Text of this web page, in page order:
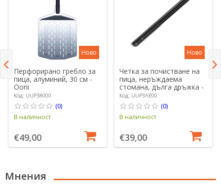
Ново
Перфорирано гребло за
пица, алуминий, 30 см -
Ooni
Код: UUP38000
(0)
В наличност
€49,00
Ново
Четка за почистване на
пица, неръждаема
стомана, дълга дръжка -
Ooni
Код: UUP3AE00
(0)
В наличност
€39,00
Мнения